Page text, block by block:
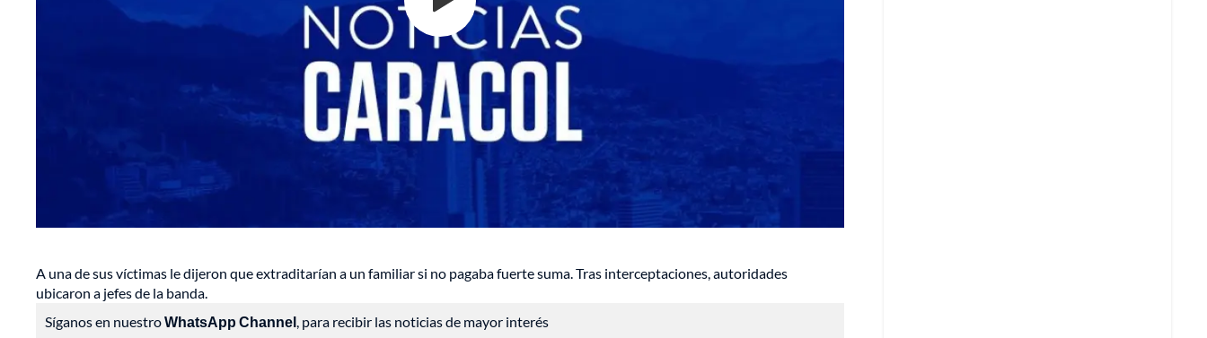
A una de sus víctimas le dijeron que extraditarían a un familiar si no pagaba fuerte suma. Tras interceptaciones, autoridades
ubicaron a jefes de la banda.
Síganos en nuestroWhatsApp Channel, para recibir las noticias de mayor interés